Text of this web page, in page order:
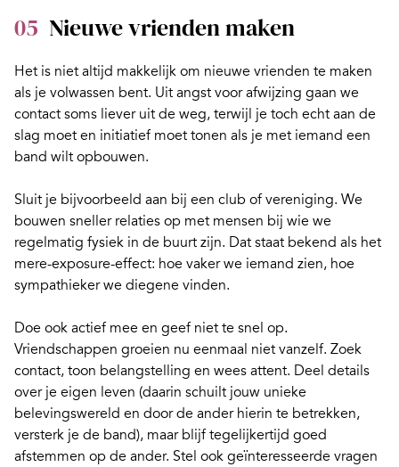
05 Nieuwe vrienden maken
Het is niet altijd makkelijk om nieuwe vrienden te maken
als je volwassen bent. Uit angst voor afwijzing gaan we
contact soms liever uit de weg, terwijl je toch echt aan de
slag moet en initiatief moet tonen als je met iemand een
band wilt opbouwen.
Sluit je bijvoorbeeld aan bij een club of vereniging. We
bouwen sneller relaties op met mensen bij wie we
regelmatig fysiek in de buurt zijn. Dat staat bekend als het
mere-exposure-effect: hoe vaker we iemand zien, hoe
sympathieker we diegene vinden.
Doe ook actief mee en geef niet te snel op.
Vriendschappen groeien nu eenmaal niet vanzelf. Zoek
contact, toon belangstelling en wees attent. Deel details
over je eigen leven (daarin schuilt jouw unieke
belevingswereld en door de ander hierin te betrekken,
versterk je de band), maar blijf tegelijkertijd goed
afstemmen op de ander. Stel ook geïnteresseerde vragen